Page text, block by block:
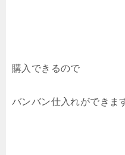
購入できるので
バンバン仕入れができま